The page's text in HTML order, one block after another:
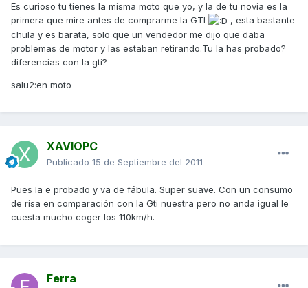
Es curioso tu tienes la misma moto que yo, y la de tu novia es la
primera que mire antes de comprarme la GTI
, esta bastante
chula y es barata, solo que un vendedor me dijo que daba
problemas de motor y las estaban retirando.Tu la has probado?
diferencias con la gti?
salu2:en moto
XAVIOPC
Publicado 15 de Septiembre del 2011
Pues la e probado y va de fábula. Super suave. Con un consumo
de risa en comparación con la Gti nuestra pero no anda igual le
cuesta mucho coger los 110km/h.
Ferra